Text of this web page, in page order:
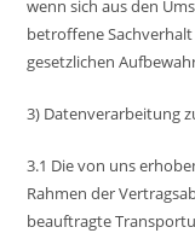
wenn sich aus den
betroffene
gesetzlichen
3) Datenverarbeitung
3.1 Die von uns
Rahmen der
beauftragte